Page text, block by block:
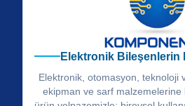
Elektronik Bileşenlerin
Elektronik, otomasyon, teknoloji
ekipman ve sarf